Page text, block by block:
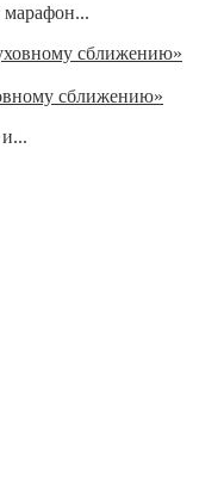
сближению»